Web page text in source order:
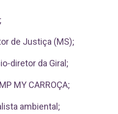
de Justiça (MS);
diretor da Giral;
MY CARROÇA;
ambiental;